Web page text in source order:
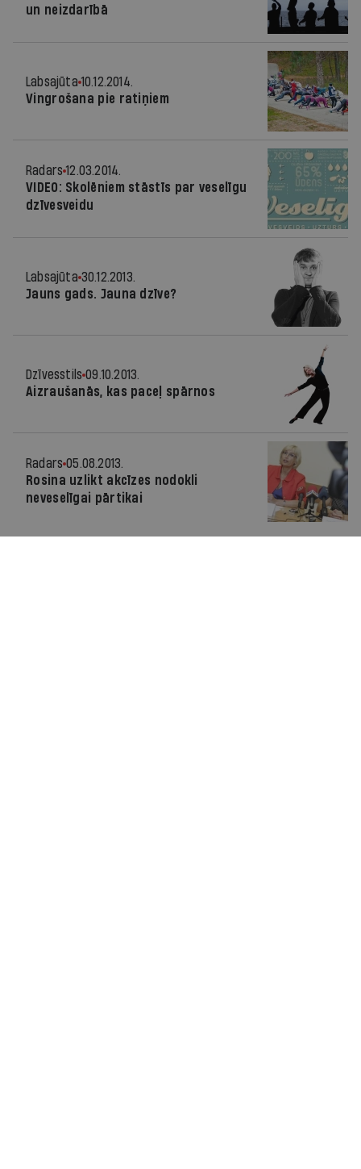
un neizdarībā
Labsajūta 10.12.2014.
Vingrošana pie ratiņiem
Radars 12.03.2014.
VIDEO: Skolēniem stāstīs par veselīgu
dzīvesveidu
Labsajūta 30.12.2013.
Jauns gads. Jauna dzīve?
Dzīvesstils 09.10.2013.
Aizraušanās, kas paceļ spārnos
Radars 05.08.2013.
Rosina uzlikt akcīzes nodokli
neveselīgai pārtikai